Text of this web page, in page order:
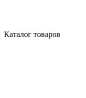
Каталог товаров